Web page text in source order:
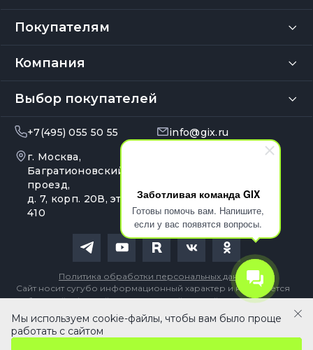
Заботливая команда GIX
Готовы помочь вам. Напишите,
если у вас появятся вопросы.
Покупателям
Компания
Выбор покупателей
+7(495) 055 50 55
info@gix.ru
г. Москва,
Багратионовский
проезд,
д. 7, корп. 20В, эт. 4, оф.
410
Сайт носит сугубо информационный характер и не является
публичной офертой, определяемой Статьей 437 (2) ГК РФ
Политика обработки персональных данных
490 ₽ В корзину
Мы используем cookie-файлы, чтобы вам было проще
работать с сайтом